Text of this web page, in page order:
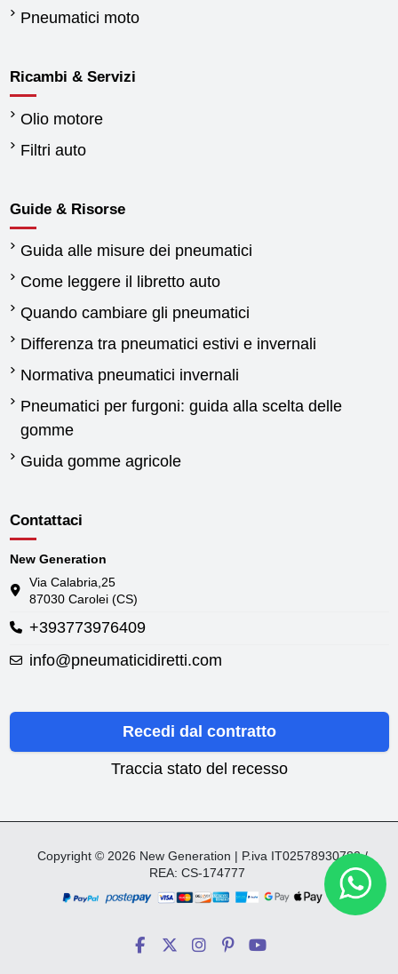
Pneumatici moto
Ricambi & Servizi
Olio motore
Filtri auto
Guide & Risorse
Guida alle misure dei pneumatici
Come leggere il libretto auto
Quando cambiare gli pneumatici
Differenza tra pneumatici estivi e invernali
Normativa pneumatici invernali
Pneumatici per furgoni: guida alla scelta delle
gomme
Guida gomme agricole
Contattaci
New Generation
Via Calabria,25
87030 Carolei (CS)
+393773976409
info@pneumaticidiretti.com
Recedi dal contratto
Traccia stato del recesso
Copyright © 2026 New Generation | P.iva IT02578930782 /
REA: CS-174777